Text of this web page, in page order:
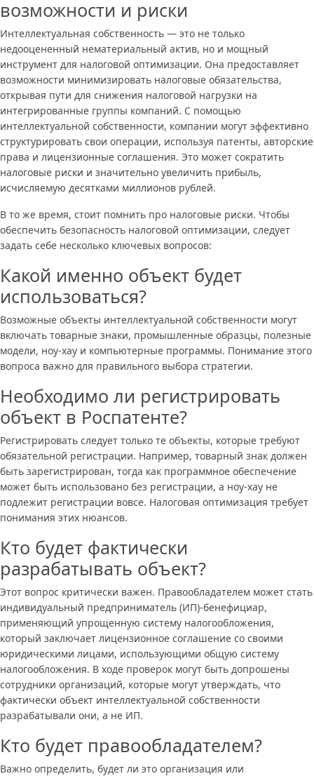
возможности и риски
Интеллектуальная собственность — это не только
недооцененный нематериальный актив, но и мощный
инструмент для налоговой оптимизации. Она предоставляет
возможности минимизировать налоговые обязательства,
открывая пути для снижения налоговой нагрузки на
интегрированные группы компаний. С помощью
интеллектуальной собственности, компании могут эффективно
структурировать свои операции, используя патенты, авторские
права и лицензионные соглашения. Это может сократить
налоговые риски и значительно увеличить прибыль,
исчисляемую десятками миллионов рублей.
В то же время, стоит помнить про налоговые риски. Чтобы
обеспечить безопасность налоговой оптимизации, следует
задать себе несколько ключевых вопросов:
Какой именно объект будет
использоваться?
Возможные объекты интеллектуальной собственности могут
включать товарные знаки, промышленные образцы, полезные
модели, ноу-хау и компьютерные программы. Понимание этого
вопроса важно для правильного выбора стратегии.
Необходимо ли регистрировать
объект в Роспатенте?
Регистрировать следует только те объекты, которые требуют
обязательной регистрации. Например, товарный знак должен
быть зарегистрирован, тогда как программное обеспечение
может быть использовано без регистрации, а ноу-хау не
подлежит регистрации вовсе. Налоговая оптимизация требует
понимания этих нюансов.
Кто будет фактически
разрабатывать объект?
Этот вопрос критически важен. Правообладателем может стать
индивидуальный предприниматель (ИП)-бенефициар,
применяющий упрощенную систему налогообложения,
который заключает лицензионное соглашение со своими
юридическими лицами, использующими общую систему
налогообложения. В ходе проверок могут быть допрошены
сотрудники организаций, которые могут утверждать, что
фактически объект интеллектуальной собственности
разрабатывали они, а не ИП.
Кто будет правообладателем?
Важно определить, будет ли это организация или